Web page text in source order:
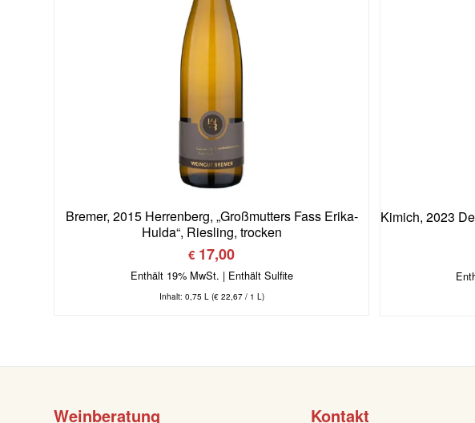
Bremer, 2015 Herrenberg, „Großmutters Fass Erika-
Hulda“, Riesling, trocken
€ 17,00
Enthält 19% MwSt.
Inhalt: 0,75 L (€22,67/ 1 L)
Kimich, 2023
Weinberatung Kontakt